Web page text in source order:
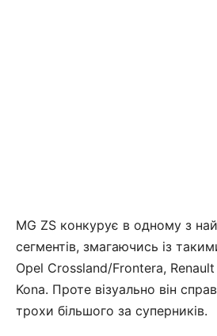
MG ZS конкурує в одному з
сегментів, змагаючись із
Opel Crossland/Frontera,
Kona. Проте візуально він
трохи більшого за суперників.